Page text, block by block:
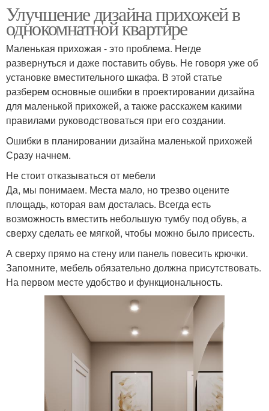
Улучшение дизайна прихожей в
однокомнатной квартире
Маленькая прихожая - это проблема. Негде
развернуться и даже поставить обувь. Не говоря уже об
установке вместительного шкафа. В этой статье
разберем основные ошибки в проектировании дизайна
для маленькой прихожей, а также расскажем какими
правилами руководствоваться при его создании.
Ошибки в планировании дизайна маленькой прихожей
Сразу начнем.
Не стоит отказываться от мебели
Да, мы понимаем. Места мало, но трезво оцените
площадь, которая вам досталась. Всегда есть
возможность вместить небольшую тумбу под обувь, а
сверху сделать ее мягкой, чтобы можно было присесть.
А сверху прямо на стену или панель повесить крючки.
Запомните, мебель обязательно должна присутствовать.
На первом месте удобство и функциональность.